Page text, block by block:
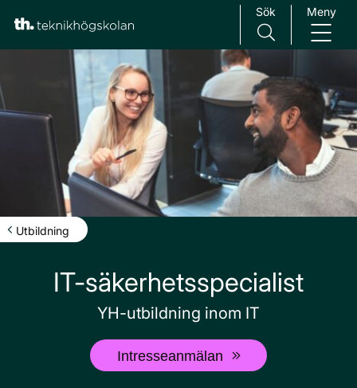
Main Navigation
Sök Meny
Utbildning
IT-säkerhetsspecialist
YH-utbildning inom IT
Intresseanmälan